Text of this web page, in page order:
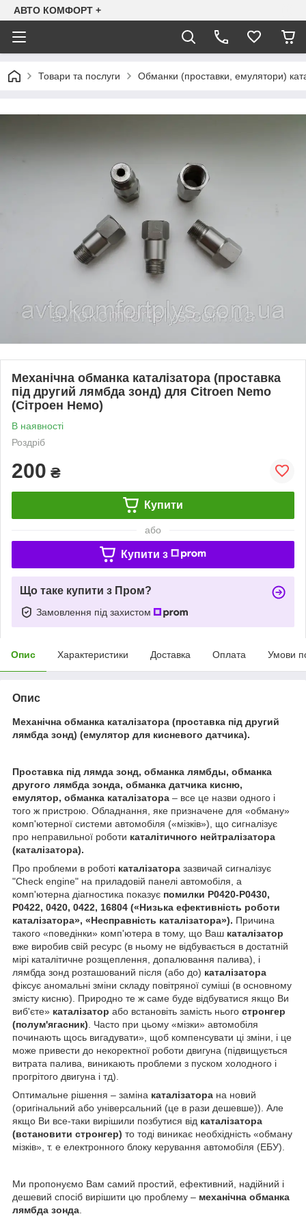
АВТО КОМФОРТ +
Товари та послуги Обманки (проставки, емулятори)
Механічна обманка каталізатора (проставка
під другий лямбда зонд) для Citroen Nemo
(Сітроен Немо)
В наявності
Роздріб
200 ₴
Купити
або
Купити з
Що таке купити з Пром?
Замовлення під захистом
Опис Характеристики Доставка Оплата Умови
Опис
Механічна обманка каталізатора (проставка під другий
лямбда зонд) (емулятор для кисневого датчика).
Проставка під лямда зонд, обманка лямбды, обманка
другого лямбда зонда, обманка датчика кисню,
емулятор, обманка каталізатора – все це назви одного і
того ж пристрою. Обладнання, яке призначене для «обману»
комп'ютерної системи автомобіля («мізків»), що сигналізує
про неправильної роботи каталітичного нейтралізатора
(каталізатора).
Про проблеми в роботі каталізатора зазвичай сигналізує
"Check engine" на приладовій панелі автомобіля, а
комп'ютерна діагностика показує помилки P0420-P0430,
P0422, 0420, 0422, 16804 («Низька ефективність роботи
каталізатора», «Несправність каталізатора»). Причина
такого «поведінки» комп'ютера в тому, що Ваш каталізатор
вже виробив свій ресурс (в ньому не відбувається в достатній
мірі каталітичне розщеплення, допалювання палива), і
лямбда зонд розташований після (або до) каталізатора
фіксує аномальні зміни складу повітряної суміші (в основному
змісту кисню). Природно те ж саме буде відбуватися якщо Ви
виб'єте» каталізатор або встановіть замість нього стронгер
(полум'ягасник) . Часто при цьому «мізки» автомобіля
починають щось вигадувати», щоб компенсувати ці зміни, і це
може привести до некоректної роботи двигуна (підвищується
витрата палива, виникають проблеми з пуском холодного і
прогрітого двигуна і тд).
Оптимальне рішення – заміна каталізатора на новий
(оригінальний або універсальний (це в рази дешевше)). Але
якщо Ви все-таки вирішили позбутися від каталізатора
(встановити стронгер) то тоді виникає необхідність «обману
мізків», т. е електронного блоку керування автомобіля (ЕБУ).
Ми пропонуємо Вам самий простий, ефективний, надійний і
дешевий спосіб вирішити цю проблему – механічна обманка
лямбда зонда